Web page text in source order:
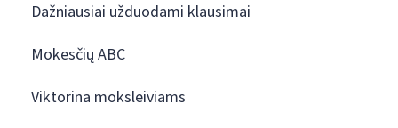
Dažniausiai užduodami klausimai
Mokesčių ABC
Viktorina moksleiviams